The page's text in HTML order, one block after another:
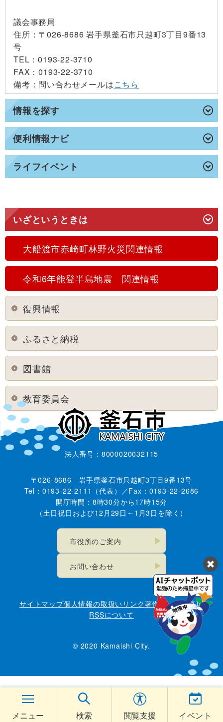
メニュー 検索 閲覧支援 イベント
情報を探す
便利情報ナビ
ライフイベント
議会事務局
住所 ：〒026-8686 岩手県釜石市只越町3丁目9番13
号
TEL ：0193-22-3710
FAX ：0193-22-3710
備考 ：問い合わせメールはこちら
いざというときは
大船渡市赤崎町林野火災関連情報
令和6年能登半島地震 関連情報
復興情報
ふるさと納税
図書館
教育委員会
法人番号：8000020032115
〒026-8686 岩手県釜石市只越町3丁目9番13号
Tel：0193-22-2111（代表）／Fax：0193-22-2686
開庁時間：8時30分から17時15分
（土日祝日および12月29日～1月3日を除く）
市役所のご案内
お問い合わせ
サイトマップ個人情報の取扱い リンク著作権・免責事項
RSSについて
© 2020 Kamaishi City.